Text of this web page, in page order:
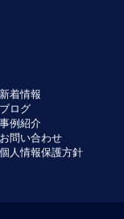
着情報
ログ
事例紹介
お問い合わせ
個⼈情報保護⽅針